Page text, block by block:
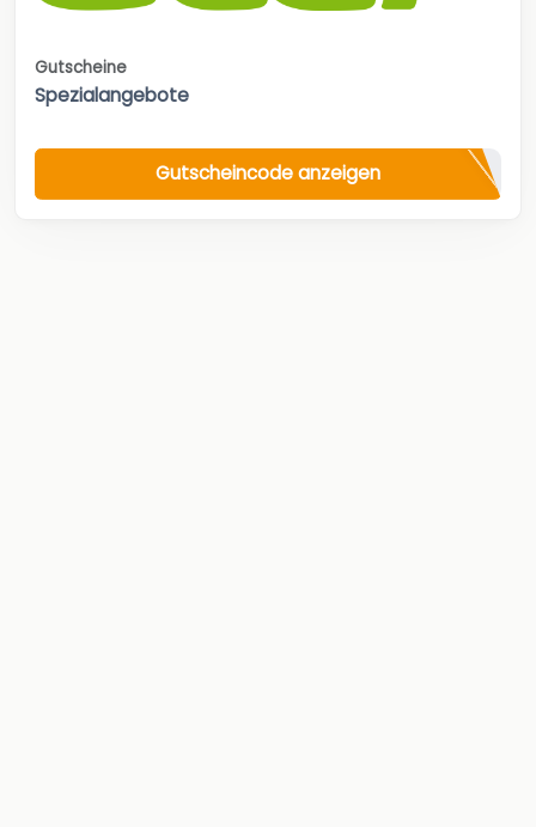
Gutscheine
Spezialangebote
Gutscheincode anzeigen